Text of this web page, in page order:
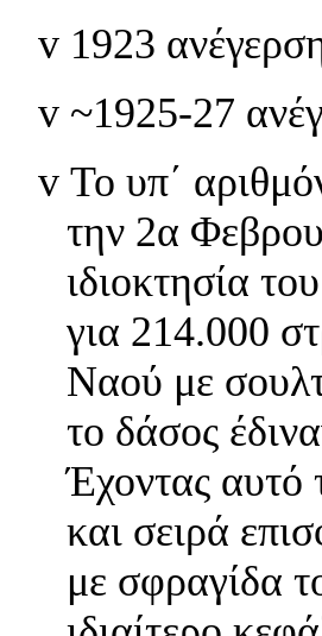
v 1923
v ~1925-27
v Το υπ΄
την 2α
ιδιοκτησία
για 214.000
Ναού με
το δάσος
Έχοντας αυτό
και σειρά
με σφραγίδα